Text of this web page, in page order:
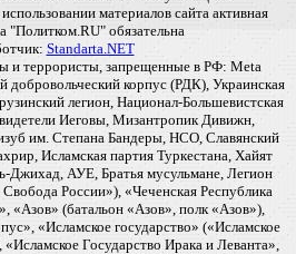
материалов сайта активная
"Политком.RU" обязательна
Standarta.NET
и террористы, запрещенные в РФ: Meta
добровольческий корпус (РДК), Украинская
легион, Национал-Большевистская
Иеговы, Мизантропик Дивижн,
им. Степана Бандеры, НСО, Славянский
Исламская партия Туркестана, Хайят
Джихад, АУЕ, Братья мусульмане, Легион
России»), «Чеченская Республика
«Азов» (батальон «Азов», полк «Азов»),
«Исламское государство» («Исламское
Государство Ирака и Леванта»,